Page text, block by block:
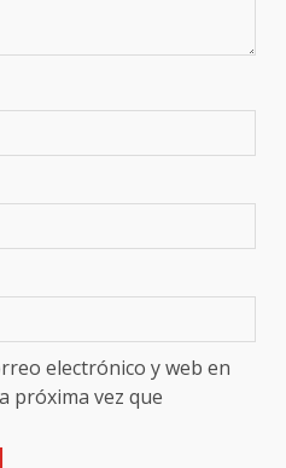
electrónico y web en
próxima vez que